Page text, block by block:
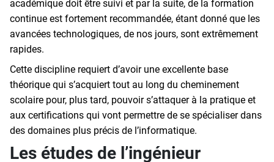
académique doit être suivi et par la suite, de la formation
continue est fortement recommandée, étant donné que les
avancées technologiques, de nos jours, sont extrêmement
rapides.
Cette discipline requiert d’avoir une excellente base
théorique qui s’acquiert tout au long du cheminement
scolaire pour, plus tard, pouvoir s’attaquer à la pratique et
aux certifications qui vont permettre de se spécialiser dans
des domaines plus précis de l’informatique.
Les études de l’ingénieur